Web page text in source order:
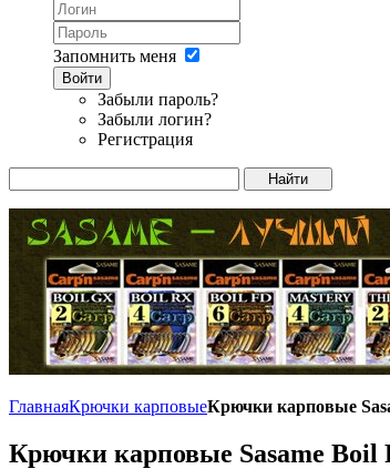
Запомнить меня
Войти
Забыли пароль?
Забыли логин?
Регистрация
ГлавнаяКрючки карповыеКрючки карповые
Крючки карповые Sasame Boil